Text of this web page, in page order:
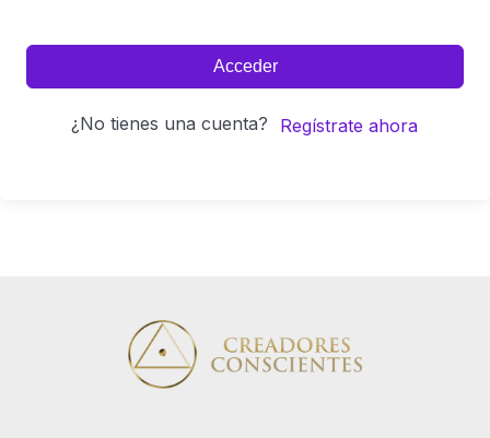
Acceder
¿No tienes una cuenta? Regístrate ahora